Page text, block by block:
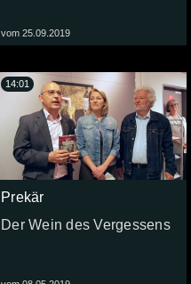
vom 25.09.2019
Prekär
Der Wein des Vergessens
14:01